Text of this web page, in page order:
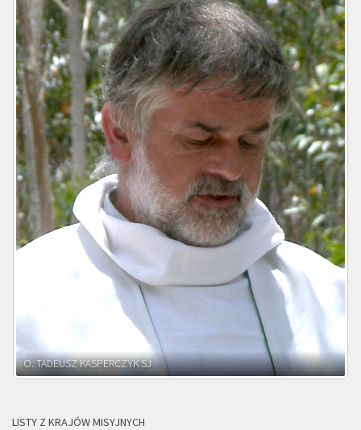
O. ADNRZEJ LEŚNIARA SJ
LISTY Z KRAJÓW MISYJNYCH